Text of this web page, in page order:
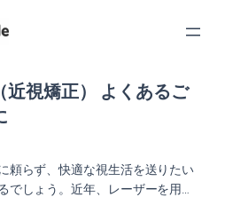
近視矯正） よくあるご
頼らず、快適な視生活を送りたい
でしょう。近年、レーザーを用…